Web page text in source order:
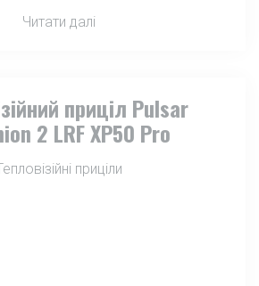
Читати далі
приціл Pulsar
2 LRF XP50 Pro
приціли